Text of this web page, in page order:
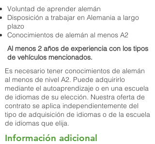
Voluntad de aprender alemán
Disposición a trabajar en Alemania a largo
plazo
Conocimientos de alemán al menos A2
Al menos 2 años de experiencia con los tipos
de vehículos mencionados.
Es necesario tener conocimientos de alemán
al menos de nivel A2. Puede adquirirlo
mediante el autoaprendizaje o en una escuela
de idiomas de su elección. Nuestra oferta de
contrato se aplica independientemente del
tipo de adquisición de idiomas o de la escuela
de idiomas que elija.
Información adicional